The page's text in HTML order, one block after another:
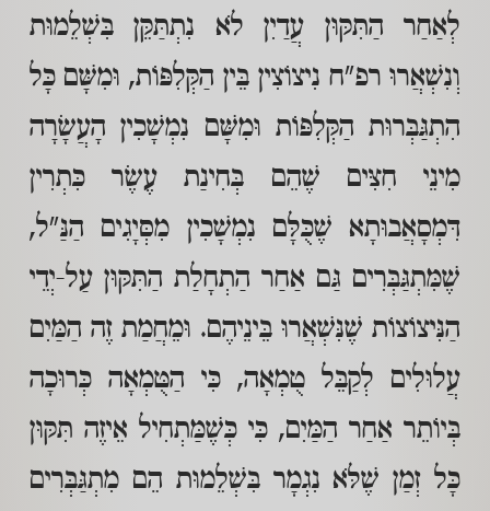
לְאַחַר הַתִּקּוּן עֲדַיִן לֹא נִתְתַּקֵּן בִּשְׁלֵמוּת
וְנִשְׁאֲרוּ רפ"ח נִיצוֹצִין בֵּין הַקְּלִפּוֹת, וּמִשָּׁם כָּל
הִתְגַּבְּרוּת הַקְּלִפּוֹת וּמִשָּׁם נִמְשָׁכִין הָעֲשָׂרָה
מִינֵי חִצִּים שֶׁהֵם בְּחִינַת עֶשֶׂר כִּתְרִין
דִּמְסָאֲבוּתָא שֶׁכֻּלָּם נִמְשָׁכִין מִסְּיָגִים הַנַּ"ל,
שֶׁמִּתְגַּבְּרִים גַּם אַחַר הַתְחָלַת הַתִּקּוּן עַל-יְדֵי
הַנִּיצוֹצוֹת שֶׁנִּשְׁאֲרוּ בֵּינֵיהֶם. וּמֵחֲמַת זֶה הַמַּיִם
עֲלוּלִים לְקַבֵּל טֻמְאָה, כִּי הַטֻּמְאָה כְּרוּכָה
בְּיוֹתֵר אַחַר הַמַּיִם, כִּי כְּשֶׁמַּתְחִיל אֵיזֶה תִּקּוּן
כָּל זְמַן שֶׁלֹּא נִגְמָר בִּשְׁלֵמוּת הֵם מִתְגַּבְּרִים